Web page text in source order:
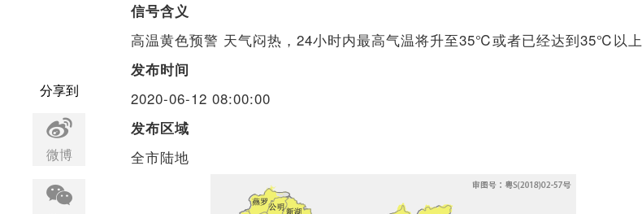
信号含义
高温黄色预警 天气闷热，24小时内最高气温将升至35℃或者已经达到35℃以上
发布时间
2020-06-12 08:00:00
发布区域
全市陆地
分享到
微博